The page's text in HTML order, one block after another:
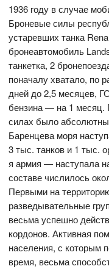
1936 году в случае
Броневые силы
устаревших танка
бронеавтомобиль
танкетка, 2
поначалу хватало, по
дней до 2,5 месяцев,
бензина — на 1 месяц.
силах было
Баренцева моря
3 тыс. танков и 1 тыс.
я армия — наступала
составе числилось
Первыми на
разведывательные
весьма успешно
кордонов. Активная
населения, с которым
время, весьма